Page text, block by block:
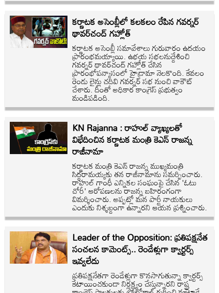
కర్ణాటక అసెంబ్లీలో కలకలం రేపిన గవర్నర్
థావర్‌చంద్ గహ్లోత్
కర్ణాటక అసెంబ్లీ సమావేశాలు గురువారం ఉదయం
ప్రారంభమయ్యాయి. ఉభయ సభలనుద్దేశించి
గవర్నర్ థావర్‌చంద్ గహ్లోత్ చేసిన
ప్రారంభోపన్యాసంలో హైడ్రామా నెలకొంది. కేవలం
రెండు లైన్లు చదివి గవర్నర్ సభ నుంచి వాకౌట్
చేశారు. దీంతో అధికార కాంగ్రెస్ ప్రభుత్వం
మండిపడింది.
KN Rajanna : రాహుల్ వ్యాఖ్యలతో
విభేదించిన కర్ణాటక మంత్రి కెఎన్ రాజన్న
రాజీనామా
కర్ణాటక మంత్రి కెఎన్ రాజన్న ముఖ్యమంత్రి
సిద్ధరామయ్యకు తన రాజీనామాను సమర్పించారు.
రాహుల్ గాంధీ ఎన్నికల సంఘంపై చేసిన 'ఓటు
చోరీ' ఆరోపణలను రాజన్న బహిరంగంగా
విమర్శించారు. అప్పట్లో మన పార్టీ నాయకులు
ఎందుకు నిశ్శబ్దంగా ఉన్నారని ఆయన ప్రశ్నించారు.
Leader of the Opposition: ప్రతిపక్షనేత
సంచలన కామెంట్స్.. రెండేళ్లుగా క్వార్టర్స్‌
ఇవ్వలేదు
ప్రతిపక్షనేతగా రెండేళ్లుగా కొనసాగుతున్నా క్వార్టర్స్‌
కేటాయించకుండా నిర్లక్ష్యం చేస్తున్నారని రాష్ట్ర